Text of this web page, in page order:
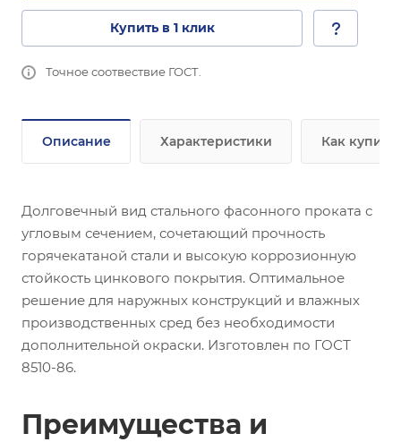
Купить в 1 клик
Точное соотвествие ГОСТ.
Описание Характеристики Как купить
Долговечный вид стального фасонного проката с
угловым сечением, сочетающий прочность
горячекатаной стали и высокую коррозионную
стойкость цинкового покрытия. Оптимальное
решение для наружных конструкций и влажных
производственных сред без необходимости
дополнительной окраски. Изготовлен по ГОСТ
8510-86.
Преимущества и